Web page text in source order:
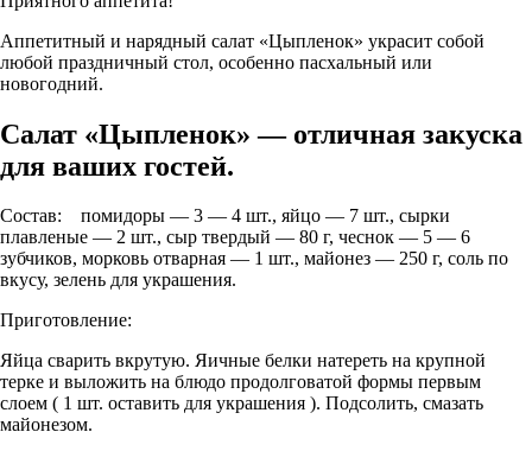
Аппетитный и нарядный салат «Цыпленок» украсит собой
любой праздничный стол, особенно пасхальный или
новогодний.
Салат «Цыпленок» — отличная закуска
для ваших гостей.
Состав: помидоры — 3 — 4 шт., яйцо — 7 шт., сырки
плавленые — 2 шт., сыр твердый — 80 г, чеснок — 5 — 6
зубчиков, морковь отварная — 1 шт., майонез — 250 г, соль по
вкусу, зелень для украшения.
Приготовление:
Яйца сварить вкрутую. Яичные белки натереть на крупной
терке и выложить на блюдо продолговатой формы первым
слоем ( 1 шт. оставить для украшения ). Подсолить, смазать
майонезом.